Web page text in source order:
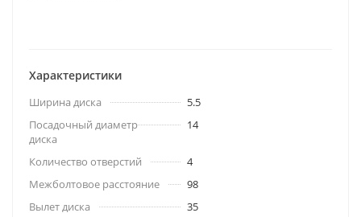
Характеристики
Ширина диска
5.5
Посадочный диаметр
диска
14
Количество отверстий
4
Межболтовое расстояние
98
Вылет диска
35